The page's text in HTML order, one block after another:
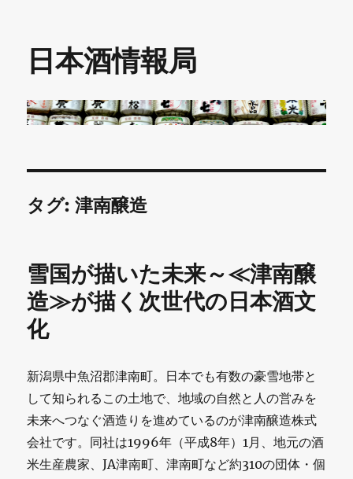
日本酒情報局
タグ:津南醸造
雪国が描いた未来～≪津南醸
造≫が描く次世代の日本酒文
化
新潟県中魚沼郡津南町。日本でも有数の豪雪地帯と
して知られるこの土地で、地域の自然と人の営みを
未来へつなぐ酒造りを進めているのが津南醸造株式
会社です。同社は1996年（平成8年）1月、地元の酒
米生産農家、JA津南町、津南町など約310の団体・個